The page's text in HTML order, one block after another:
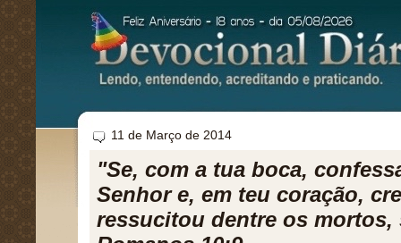
11 de Março de 2014
"Se, com a tua boca,
Senhor e, em teu coração,
ressucitou dentre os mortos,